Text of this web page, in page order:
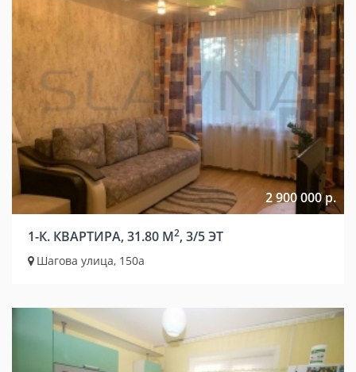
2 900 000 р.
1-К. КВАРТИРА, 31.80 М2, 3/5 ЭТ
Шагова улица, 150а